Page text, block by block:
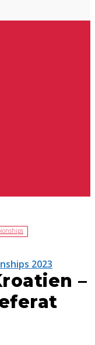
2023
–